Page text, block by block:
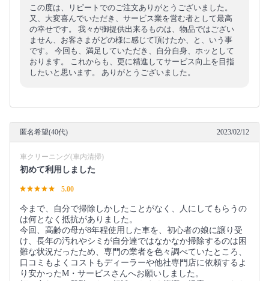
この度は、リピートでのご注文ありがとうございました。
又、大変喜んでいただき、サービス業を営む者として最高
の幸せです。 我々が御提供出来るものは、物品ではござい
ません、お客さまがどの様に感じて頂けたか、と、いう事
です。 今回も、満足していただき、自分自身、ホッとして
おります。 これからも、更に精進してサービス向上を目指
したいと思います。 ありがとうございました。
匿名希望(40代) 2023/02/12
車クリーニング(車内清掃)
初めて利用しました
5.00
今まで、自分で掃除しかしたことがなく、人にしてもらうの
は何となく抵抗がありました。
今回、高齢の母が8年程使用した車を、初心者の娘に譲り受
け、長年の汚れやシミが自分達ではなかなか掃除するのは困
難な状況だったため、専門の業者を色々調べていたところ、
口コミもよくコストもディーラーや他社専門店に依頼するよ
り安かったM・サービスさんへお願いしました。